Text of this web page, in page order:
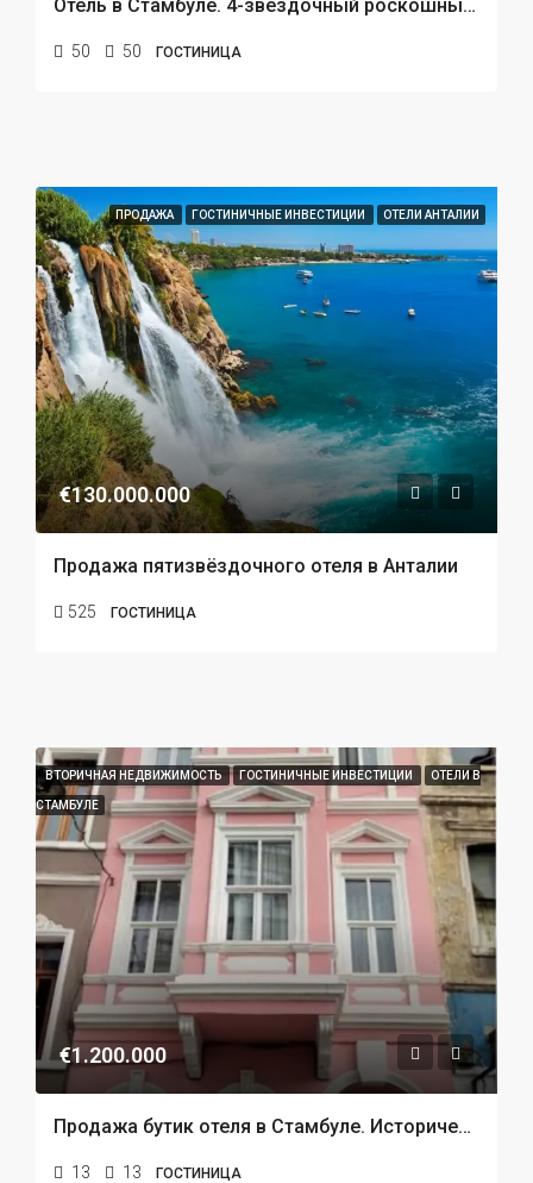
Отель в Стамбуле. 4-звездочный роскошный бутик-отель на продажу в Султанахмете
50 50 ГОСТИНИЦА
ПРОДАЖА ГОСТИНИЧНЫЕ ИНВЕСТИЦИИ ОТЕЛИ АНТАЛИИ
€130.000.000
Продажа пятизвёздочного отеля в Анталии
525 ГОСТИНИЦА
ВТОРИЧНАЯ НЕДВИЖИМОСТЬ ГОСТИНИЧНЫЕ ИНВЕСТИЦИИ ОТЕЛИ В
СТАМБУЛЕ
€1.200.000
Продажа бутик отеля в Стамбуле. Историческое произведение Турции
13 13 ГОСТИНИЦА